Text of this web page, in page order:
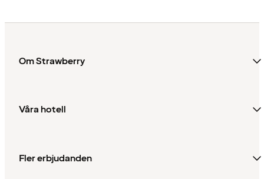
Om Strawberry
Våra hotell
Fler erbjudanden